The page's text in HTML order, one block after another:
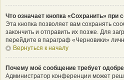
Что означает кнопка «Сохранить» при
Эта кнопка позволяет вам сохранять
закончить и отправить их позже. Для
перейдите в параграф «Черновики»
Вернуться к началу
Почему моё сообщение требует
Администратор конференции может